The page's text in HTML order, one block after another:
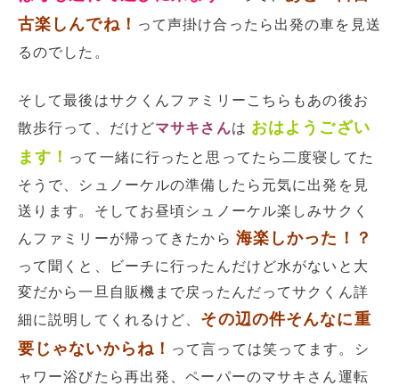
古楽しんでね！ って声掛け合ったら出発の車を見送
るのでした。
そして最後はサクくんファミリーこちらもあの後お
散歩行って、だけどマサキさんは おはようござい
ます！ って一緒に行ったと思ってたら二度寝してた
そうで、シュノーケルの準備したら元気に出発を見
送ります。そしてお昼頃シュノーケル楽しみサクく
んファミリーが帰ってきたから 海楽しかった！？
って聞くと、ビーチに行ったんだけど水がないと大
変だから一旦自販機まで戻ったんだってサクくん詳
細に説明してくれるけど、 その辺の件そんなに重
要じゃないからね！ って言っては笑ってます。シ
ャワー浴びたら再出発、ペーパーのマサキさん運転